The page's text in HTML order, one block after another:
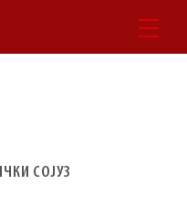
СОЈУЗ